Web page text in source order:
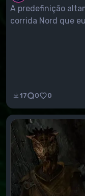
A predefinição
corrida Nord que
17 0 0